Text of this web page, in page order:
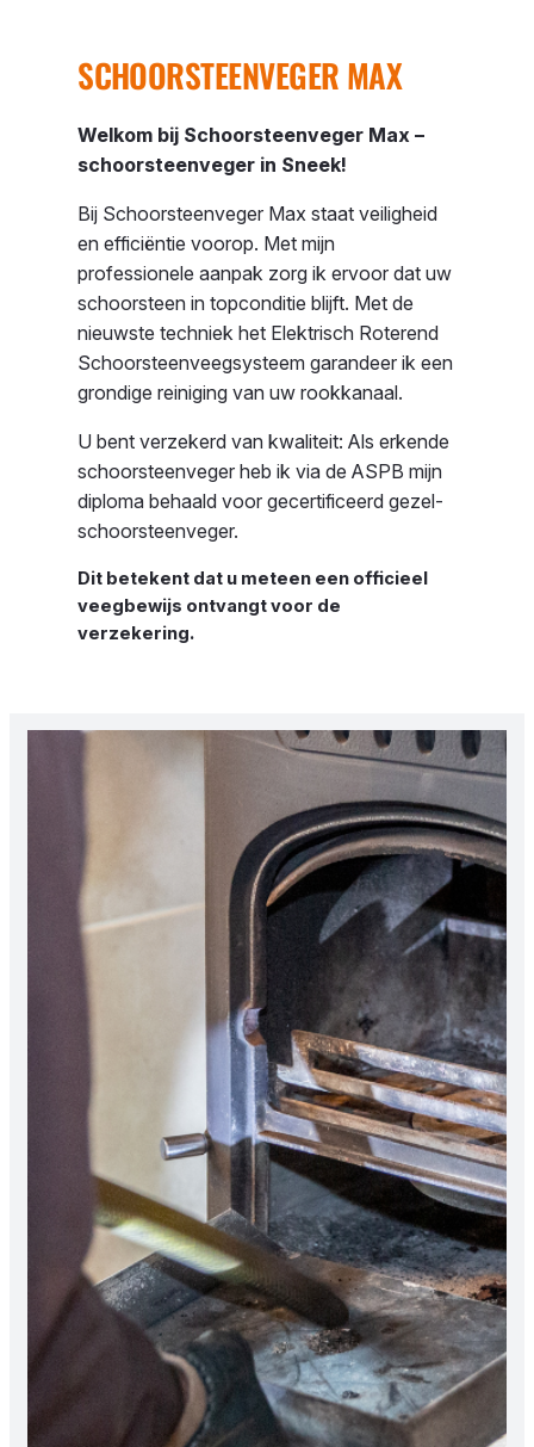
SCHOORSTEENVEGER MAX
Welkom bij Schoorsteenveger Max –
schoorsteenveger in Sneek!
Bij Schoorsteenveger Max staat veiligheid
en efficiëntie voorop. Met mijn
professionele aanpak zorg ik ervoor dat uw
schoorsteen in topconditie blijft. Met de
nieuwste techniek het Elektrisch Roterend
Schoorsteenveegsysteem garandeer ik een
grondige reiniging van uw rookkanaal.
U bent verzekerd van kwaliteit: Als erkende
schoorsteenveger heb ik via de ASPB mijn
diploma behaald voor gecertificeerd gezel-
schoorsteenveger.
Dit betekent dat u meteen een officieel
veegbewijs ontvangt voor de
verzekering.